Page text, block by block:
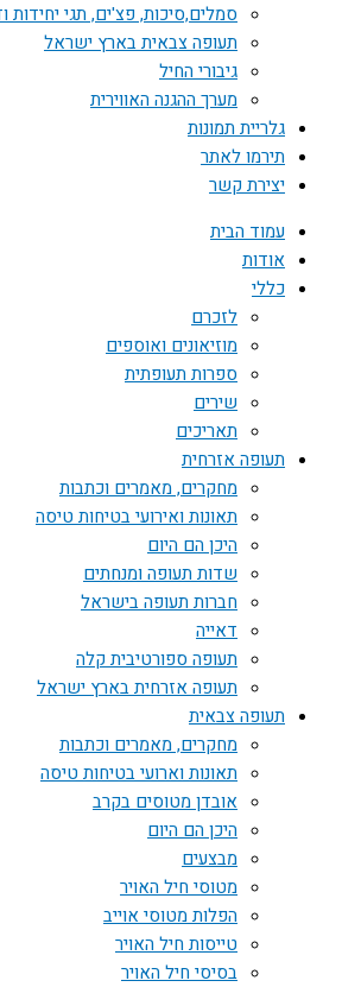
סמלים,סיכות, פצ'ים, תגי יחידות
תעופה צבאית בארץ ישראל
גיבורי החיל
מערך ההגנה האווירית
גלריית תמונות
תירמו לאתר
יצירת קשר
עמוד הבית
אודות
כללי
לזכרם
מוזיאונים ואוספים
ספרות תעופתית
שירים
תאריכים
תעופה אזרחית
מחקרים, מאמרים וכתבות
תאונות ואירועי בטיחות טיסה
היכן הם היום
שדות תעופה ומנחתים
חברות תעופה בישראל
דאייה
תעופה ספורטיבית קלה
תעופה אזרחית בארץ ישראל
תעופה צבאית
מחקרים, מאמרים וכתבות
תאונות וארועי בטיחות טיסה
אובדן מטוסים בקרב
היכן הם היום
מבצעים
מטוסי חיל האויר
הפלות מטוסי אוייב
טייסות חיל האויר
בסיסי חיל האויר